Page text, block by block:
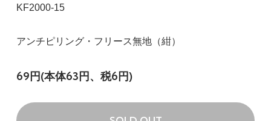
KF2000-15
アンチピリング・フリース無地（紺）
69円(本体63円、税6円)